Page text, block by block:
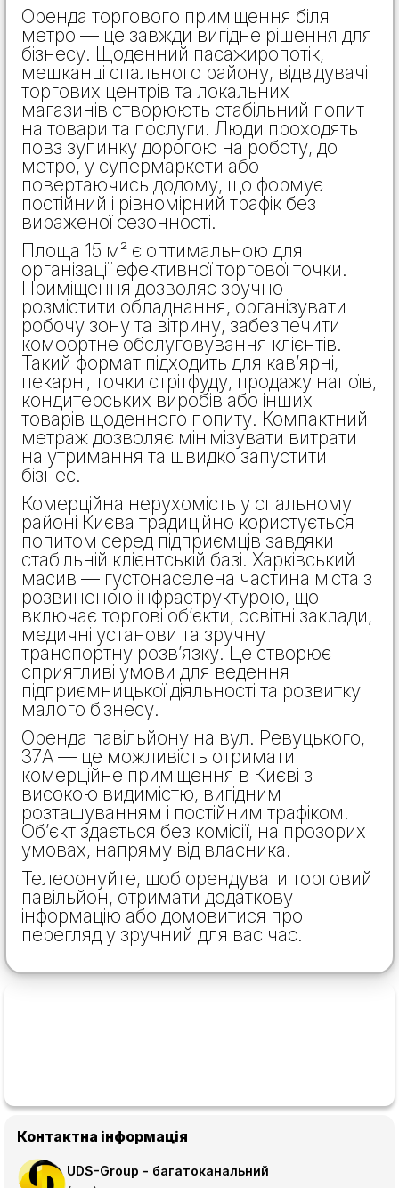
Оренда торгового приміщення біля
метро — це завжди вигідне рішення для
бізнесу. Щоденний пасажиропотік,
мешканці спального району, відвідувачі
торгових центрів та локальних
магазинів створюють стабільний попит
на товари та послуги. Люди проходять
повз зупинку дорогою на роботу, до
метро, у супермаркети або
повертаючись додому, що формує
постійний і рівномірний трафік без
вираженої сезонності.
Площа 15 м² є оптимальною для
організації ефективної торгової точки.
Приміщення дозволяє зручно
розмістити обладнання, організувати
робочу зону та вітрину, забезпечити
комфортне обслуговування клієнтів.
Такий формат підходить для кав’ярні,
пекарні, точки стрітфуду, продажу напоїв,
кондитерських виробів або інших
товарів щоденного попиту. Компактний
метраж дозволяє мінімізувати витрати
на утримання та швидко запустити
бізнес.
Комерційна нерухомість у спальному
районі Києва традиційно користується
попитом серед підприємців завдяки
стабільній клієнтській базі. Харківський
масив — густонаселена частина міста з
розвиненою інфраструктурою, що
включає торгові об’єкти, освітні заклади,
медичні установи та зручну
транспортну розв’язку. Це створює
сприятливі умови для ведення
підприємницької діяльності та розвитку
малого бізнесу.
Оренда павільйону на вул. Ревуцького,
37А — це можливість отримати
комерційне приміщення в Києві з
високою видимістю, вигідним
розташуванням і постійним трафіком.
Об’єкт здається без комісії, на прозорих
умовах, напряму від власника.
Телефонуйте, щоб орендувати торговий
павільйон, отримати додаткову
інформацію або домовитися про
перегляд у зручний для вас час.
Контактна інформація
UDS-Group - багатоканальний